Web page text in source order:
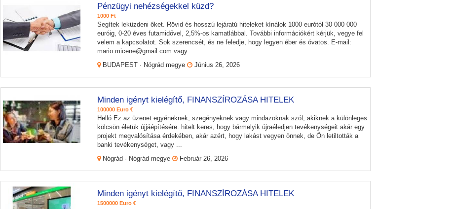
Pénzügyi nehézségekkel küzd?
1000 Ft
Segítek leküzdeni őket. Rövid és hosszú lejáratú hiteleket kínálok 1000 eurótól 30 000 000
euróig, 0-20 éves futamidővel, 2,5%-os kamatlábbal. További információkért kérjük, vegye fel
velem a kapcsolatot. Sok szerencsét, és ne feledje, hogy legyen éber és óvatos. E-mail:
mario.micene@gmail.com vagy ...
BUDAPEST · Nógrád megye
Június 26, 2026
Minden igényt kielégítő, FINANSZÍROZÁSA HITELEK
100000 Euro €
Helló Ez az üzenet egyéneknek, szegényeknek vagy mindazoknak szól, akiknek a különleges
kölcsön életük újjáépítésére. hitelt keres, hogy bármelyik újraéledjen tevékenységeit akár egy
projekt megvalósítása érdekében, akár azért, hogy lakást vegyen önnek, de Ön letiltották a
banki tevékenységet, vagy ...
Nógrád · Nógrád megye
Február 26, 2026
Minden igényt kielégítő, FINANSZÍROZÁSA HITELEK
1500000 Euro €